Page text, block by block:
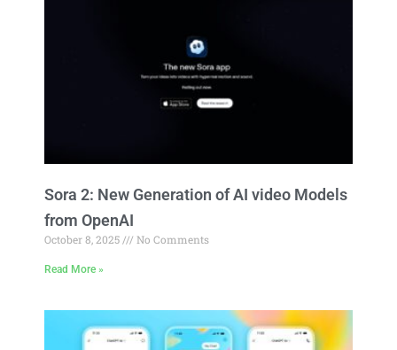
Sora 2: New Generation of AI video Models
from OpenAI
October 8, 2025 No Comments
Read More »